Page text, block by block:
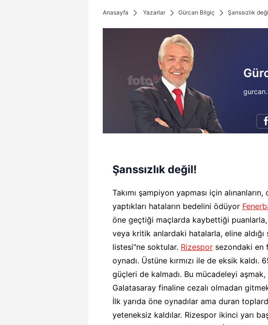
Anasayfa Yazarlar Gürcan Bilgiç Şanssızlık
Şanssızlık değil!
Takımı şampiyon yapması için
yaptıkları hataların bedelini ödüyor
öne geçtiği maçlarda kaybettiği
veya kritik anlardaki hatalarla, eline
listesi"ne soktular. Rizespor sezondaki en
oynadı. Üstüne kırmızı ile de eksik
güçleri de kalmadı. Bu mücadeleyi
Galatasaray finaline cezalı olmadan
İlk yarıda öne oynadılar ama duran
yeteneksiz kaldılar. Rizespor ikinci yarı